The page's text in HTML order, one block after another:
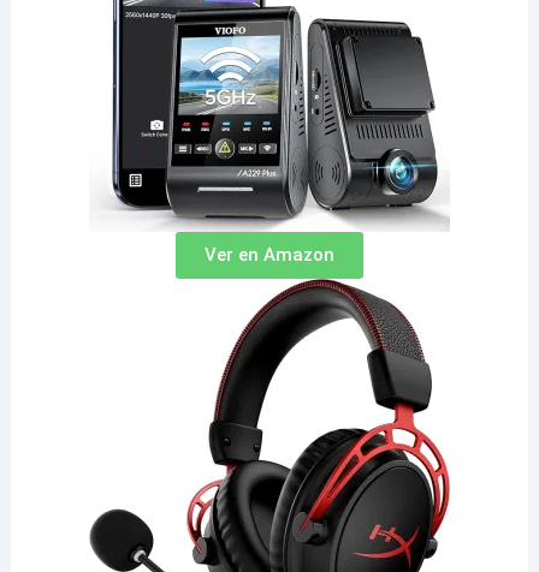
Ver en Amazon